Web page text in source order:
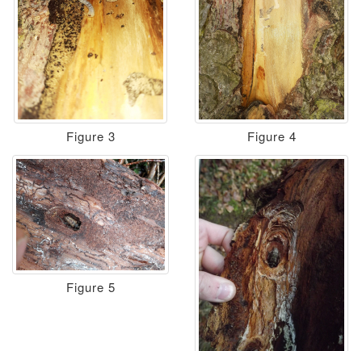
Figure 3 Figure 4
Figure 5